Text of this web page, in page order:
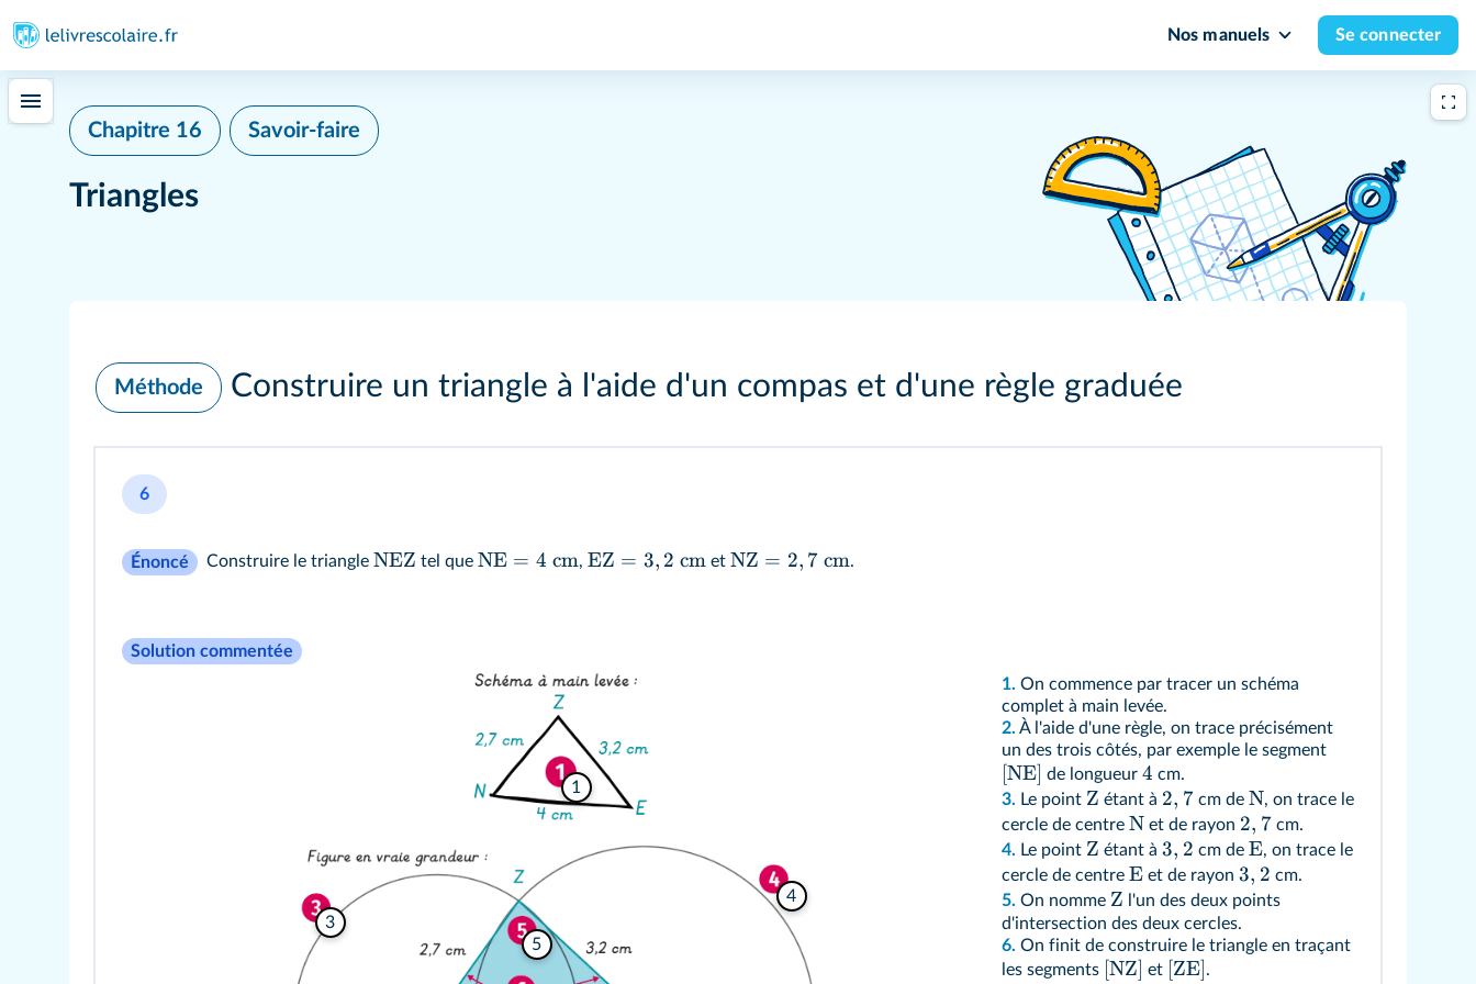
Nos manuels Se connecter
Chapitre 16 Savoir-faire
Triangles
Méthode Construire un triangle à l'aide d'un compas et d'une règle graduée
6
Énoncé Construire le triangle NEZ tel que NE = 4 cm, EZ = 3, 2 cm et NZ = 2, 7 cm.
Solution commentée
1
3
4
5
1. On commence par tracer un schéma
complet à main levée.
2. À l'aide d'une règle, on trace précisément
un des trois côtés, par exemple le segment
[NE] de longueur4 cm.
3. Le point Z étant à 2, 7 cm de N, on trace le
cercle de centre N et de rayon 2, 7 cm.
4. Le point Z étant à3, 2 cm de E, on trace le
cercle de centre E et de rayon3, 2 cm.
5. On nomme Z l'un des deux points
d'intersection des deux cercles.
6. On finit de construire le triangle en traçant
les segments [NZ] et [ZE].